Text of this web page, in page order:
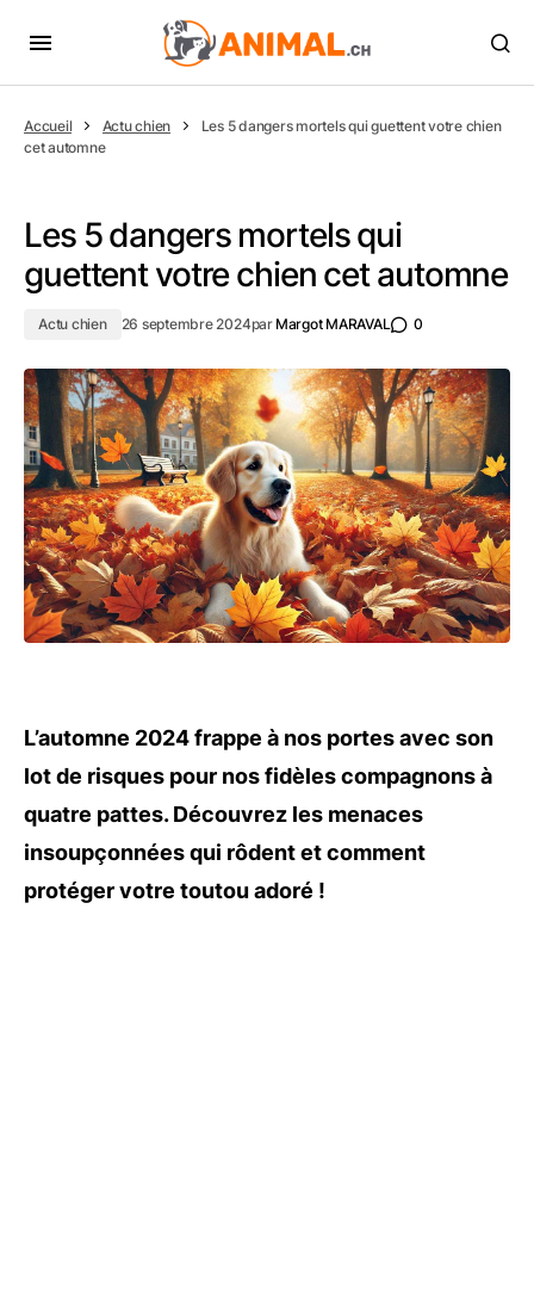
Accueil Actu chien
Les 5 dangers mortels qui guettent votre chien
cet automne
Les 5 dangers mortels qui
guettent votre chien cet automne
Actu chien 26 septembre 2024par Margot MARAVAL 0
L’automne 2024 frappe à nos portes avec son
lot de risques pour nos fidèles compagnons à
quatre pattes. Découvrez les menaces
insoupçonnées qui rôdent et comment
protéger votre toutou adoré !